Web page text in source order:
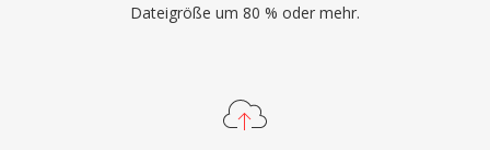
Dateigröße um 80 % oder mehr.